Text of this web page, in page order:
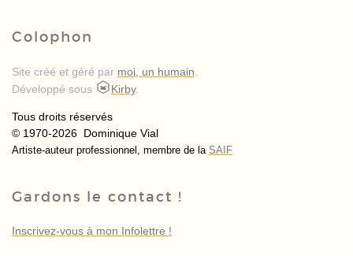
Colophon
Site créé et géré par moi, un humain
Développé sous
Kirby.
Tous droits réservés
© 1970-2026 Dominique Vial
Artiste-auteur professionnel, membre de la SAIF
Gardons le contact !
Inscrivez-vous à mon Infolettre !